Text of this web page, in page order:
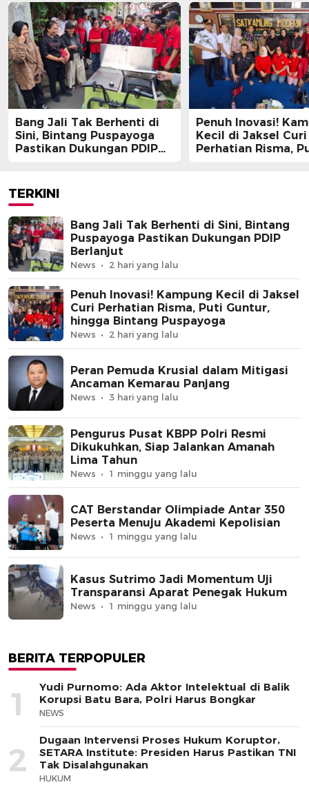
Bang Jali Tak Berhenti di
Sini, Bintang Puspayoga
Pastikan Dukungan PDIP
Penuh Inovasi!
Kecil di Jaksel Curi
Perhatian Risma,
TERKINI
Bang Jali Tak Berhenti di Sini, Bintang
Puspayoga Pastikan Dukungan PDIP
Berlanjut
News 2 hari yang lalu
Penuh Inovasi! Kampung Kecil di Jaksel
Curi Perhatian Risma, Puti Guntur,
hingga Bintang Puspayoga
News 2 hari yang lalu
Peran Pemuda Krusial dalam Mitigasi
Ancaman Kemarau Panjang
News 3 hari yang lalu
Pengurus Pusat KBPP Polri Resmi
Dikukuhkan, Siap Jalankan Amanah
Lima Tahun
News 1 minggu yang lalu
CAT Berstandar Olimpiade Antar 350
Peserta Menuju Akademi Kepolisian
News 1 minggu yang lalu
Kasus Sutrimo Jadi Momentum Uji
Transparansi Aparat Penegak Hukum
News 1 minggu yang lalu
BERITA TERPOPULER
1
Yudi Purnomo: Ada Aktor Intelektual di Balik
Korupsi Batu Bara, Polri Harus Bongkar
NEWS
2
Dugaan Intervensi Proses Hukum Koruptor,
SETARA Institute: Presiden Harus Pastikan TNI
Tak Disalahgunakan
HUKUM